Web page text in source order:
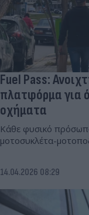
Fuel Pass:
πλατφόρμα για
οχήματα
Κάθε φυσικό
μοτοσυκλέτα-
14.04.2026 08:29